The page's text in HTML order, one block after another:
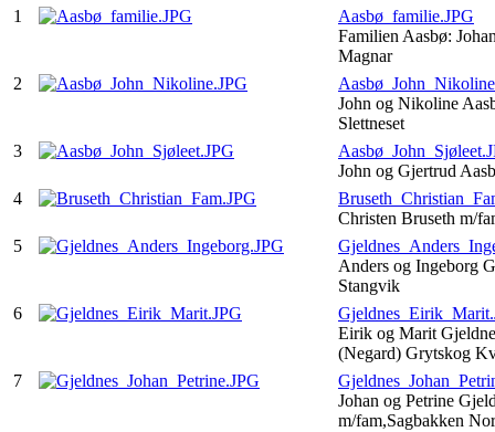
1
Aasbø_familie.JPG
Familien Aasbø:
Magnar
2
John og Nikoline
Slettneset
3
John og Gjertrud
4
Christen Bruseth m/
5
Anders og Ingeborg
Stangvik
6
Eirik og Marit
(Negard) Grytskog
7
Johan og Petrine
m/fam,Sagbakken